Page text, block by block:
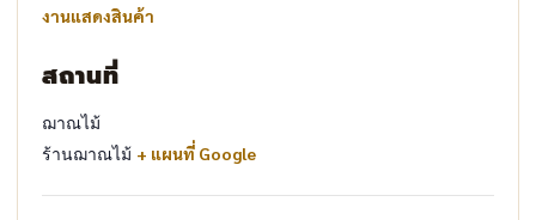
งานแสดงสินค้า
สถานที่
ฌาณไม้
ร้านฌาณไม้ + แผนที่ Google